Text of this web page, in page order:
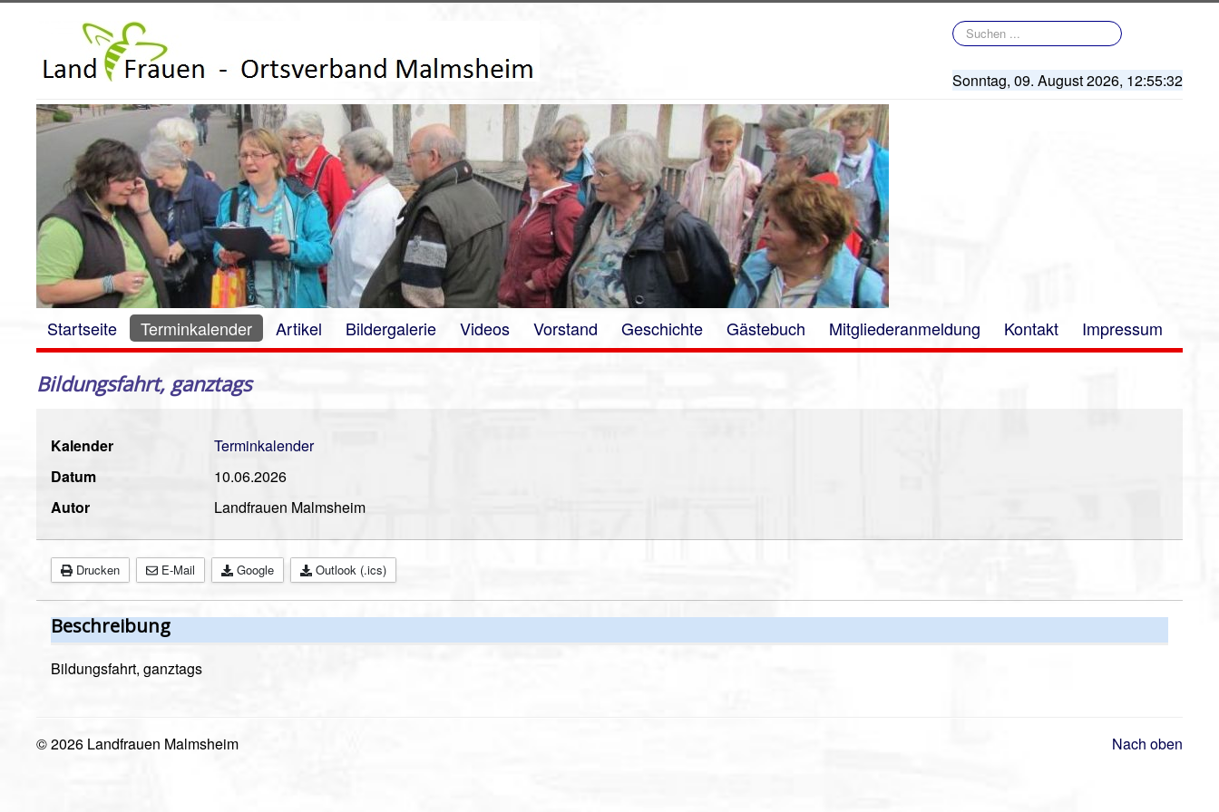
Suchen
...
Sonntag, 09. August 2026, 12:55:32
Startseite Terminkalender Artikel Bildergalerie Videos Vorstand Geschichte Gästebuch Mitgliederanmeldung Kontakt Impressum
Bildungsfahrt, ganztags
Kalender
Terminkalender
Datum
10.06.2026
Autor
Landfrauen Malmsheim
Drucken E-Mail Google Outlook (.ics)
Beschreibung
Bildungsfahrt, ganztags
Nach oben
© 2026 Landfrauen Malmsheim